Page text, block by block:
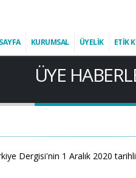
KURUMSAL ÜYELİK ETİK
ÜYE
Dergisi'nin 1 Aralık 2020